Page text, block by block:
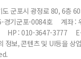
도 군포시 광정로 80, 6층
경기군포-0084호
계좌 :
HP : 010-3647-3777
정보, 콘텐츠 및 UI등을